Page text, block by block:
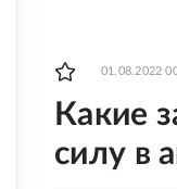
01.08.2022
Какие
силу в